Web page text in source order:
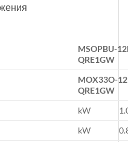
MSOPBU-
QRE1GW
MOX33O-
QRE1GW
kW
kW